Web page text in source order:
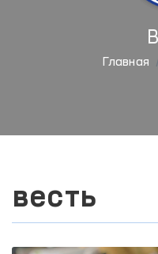
Главная
весть